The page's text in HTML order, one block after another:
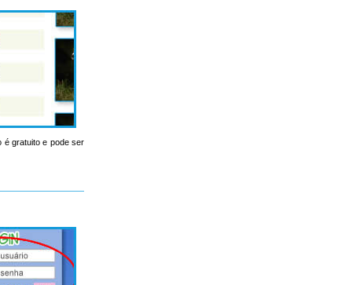
é gratuito e pode ser